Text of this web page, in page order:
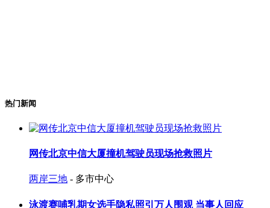
热门新闻
网传北京中信大厦撞机驾驶员现场抢救照片
两岸三地 - 多市中心
泳渡赛哺乳期女选手隐私照引万人围观 当事人回应